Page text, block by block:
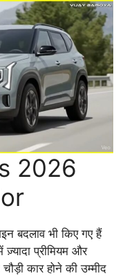
2026
बदलाव भी किए गए हैं
प्रीमियम और
कार होने की उम्मीद